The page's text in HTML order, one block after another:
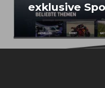
exklusive